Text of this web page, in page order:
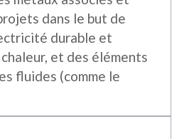
dans le but de
durable et
et des éléments
fluides (comme le